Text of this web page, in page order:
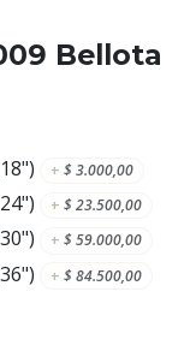
Bellota
+ $3.000,00
+ $23.500,00
+ $59.000,00
+ $84.500,00